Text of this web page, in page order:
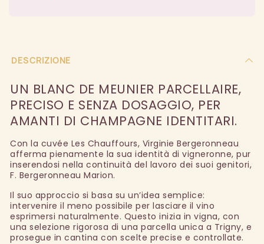
DESCRIZIONE
UN BLANC DE MEUNIER PARCELLAIRE,
PRECISO E SENZA DOSAGGIO, PER
AMANTI DI CHAMPAGNE IDENTITARI.
Con la cuvée Les Chauffours, Virginie Bergeronneau
afferma pienamente la sua identità di vigneronne, pur
inserendosi nella continuità del lavoro dei suoi genitori,
F. Bergeronneau Marion.
Il suo approccio si basa su un’idea semplice:
intervenire il meno possibile per lasciare il vino
esprimersi naturalmente. Questo inizia in vigna, con
una selezione rigorosa di una parcella unica a Trigny, e
prosegue in cantina con scelte precise e controllate.